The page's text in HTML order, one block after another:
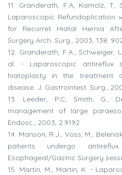
11. Granderath, F.A, Kamolz, T,
Laparoscopic Refundoplication
for Recurret Hiatal Hernia
Surgery Arch. Surg., 2003, 138:
12. Granderath, F.A., Schweiger,
al. - Laparoscopic antireflux
hiatoplasty in the treatment
disease. J. Gastrointest. Surg.,
13. Leeder, P.C, Smith, G.,
management of large
Endosc., 2003, 2:9192.
14. Manson, R.J., Voss, M.,
patients undergo
Esophageal/Gastric Surgery
15. Martin, M., Martin, K. -